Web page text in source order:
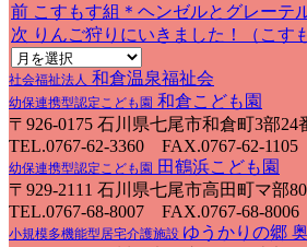
投
稿
ナ
ビ
ゲ
ー
シ
ョ
前 前
の
投
稿:
こすもす組＊ヘンゼルとグレーテ
次 次
の
投
稿:
りんご狩りにいきました！（こす
社会福祉法人 和倉温泉福祉会
幼保連携型認定こども園 和倉こども園
〒926-0175 石川県七尾市和倉町3部
TEL.0767-62-3360 FAX.0767-62-1105
幼保連携型認定こども園 田鶴浜こども園
〒929-2111 石川県七尾市高田町マ部
TEL.0767-68-8007 FAX.0767-68-8006
小規模多機能型居宅介護施設 ゆうかりの郷